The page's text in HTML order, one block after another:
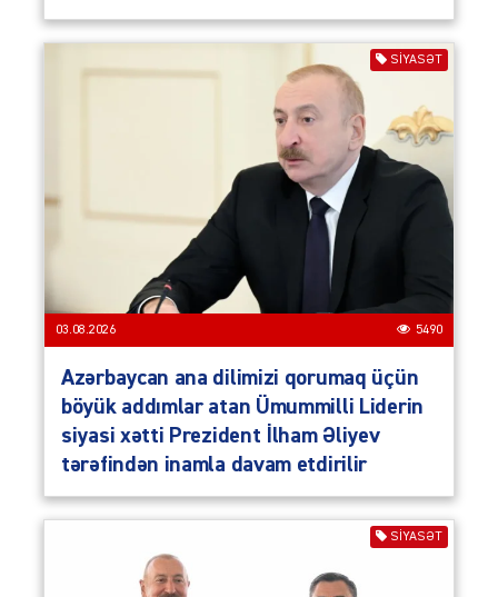
SIYASƏT
03.08.2026 5490
Azərbaycan ana dilimizi qorumaq üçün
böyük addımlar atan Ümummilli Liderin
siyasi xətti Prezident İlham Əliyev
tərəfindən inamla davam etdirilir
SIYASƏT